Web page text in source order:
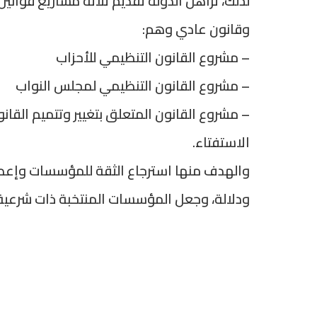
وقانون عادي وهم:
– مشروع القانون التنظيمي للأحزاب
– مشروع القانون التنظيمي لمجلس النواب
الاستفتاء.
والهدف منها استرجاع الثقة للمؤسسات
ودلالة، وجعل المؤسسات المنتخبة ذات